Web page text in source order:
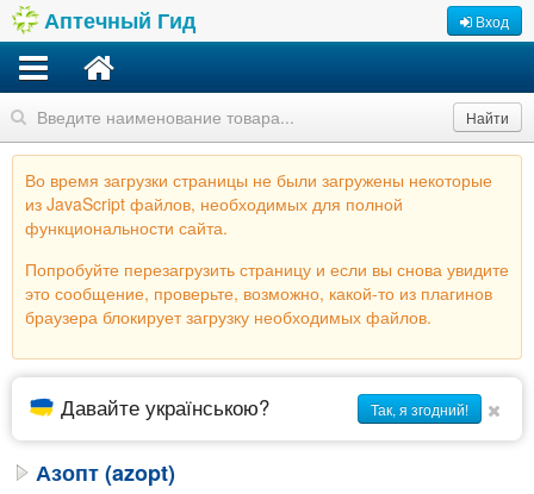
Аптечный Гид Вход
Найти
Во время загрузки страницы не были загружены некоторые
из JavaScript файлов, необходимых для полной
функциональности сайта.
Попробуйте перезагрузить страницу и если вы снова увидите
это сообщение, проверьте, возможно, какой-то из плагинов
браузера блокирует загрузку необходимых файлов.
Давайте українською? Так, я згодний!
Азопт (azopt)